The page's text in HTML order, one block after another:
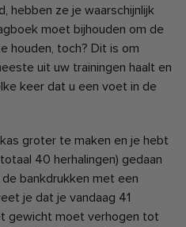
hebben ze je waarschijnlijk
moet bijhouden om de
houden, toch? Dit is om
uit uw trainingen haalt en
keer dat u een voet in de
groter te maken en je hebt
40 herhalingen) gedaan
bankdrukken met een
je dat je vandaag 41
gewicht moet verhogen tot